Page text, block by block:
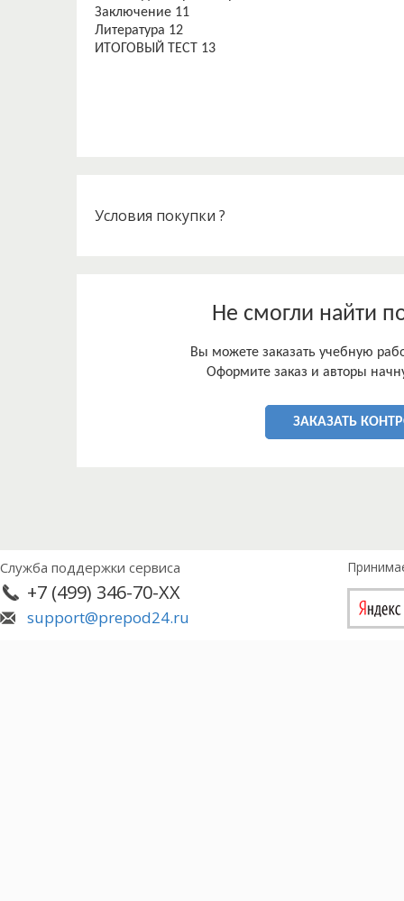
Заключение 11
Литература 12
ИТОГОВЫЙ ТЕСТ 13
Условия покупки ?
Не смогли найти
Вы можете заказать учебную
Оформите заказ и авторы
ЗАКАЗАТЬ
Служба поддержки сервиса
+7 (499) 346-70-XX
support@prepod24.ru